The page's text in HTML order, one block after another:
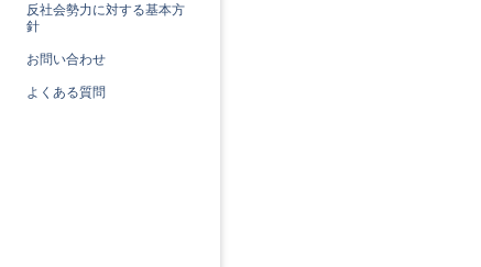
反社会勢力に対する基本方
針
お問い合わせ
よくある質問